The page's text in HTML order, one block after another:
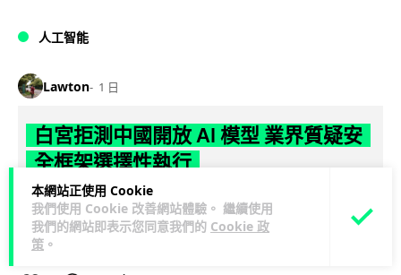
本網站正使用 Cookie
我們使用 Cookie 改善網站體驗。 繼續使用
我們的網站即表示您同意我們的 Cookie 政
策 。
人工智能
Lawton 1 日
白宮拒測中國開放 AI 模型 業界質疑安
全框架選擇性執行
彭博社報道，白宮通知美國頂尖 AI 公司，中國開發的開放權重
模型將不納入特朗普政府新 AI 安全框架的測試範圍。美國業界
則聯署呼籲政府不要限...